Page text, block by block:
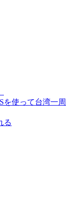
を使って台湾一
る